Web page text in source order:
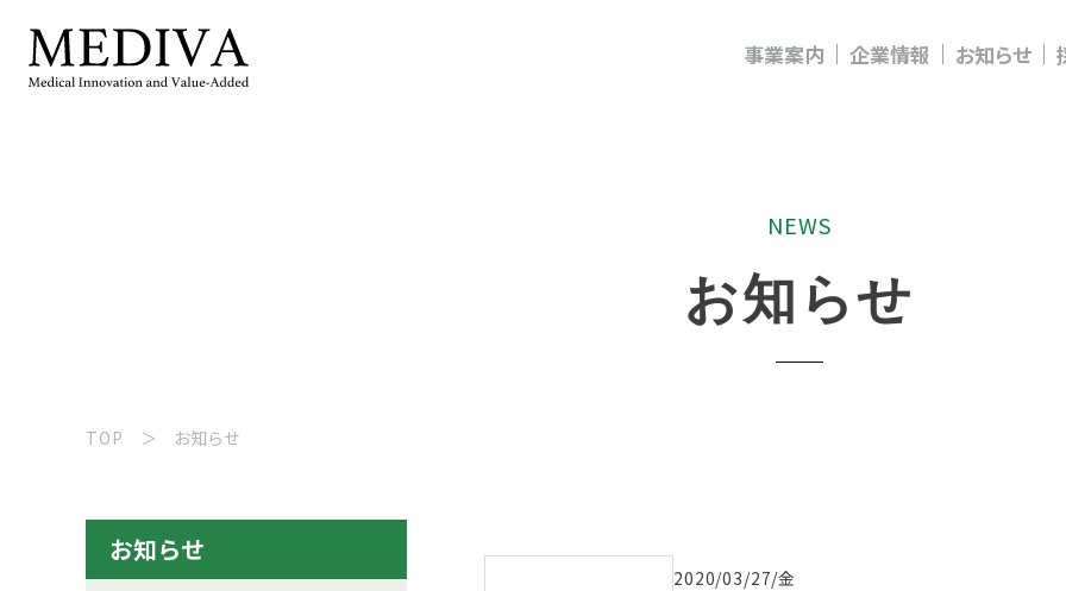
事業案内 企業情報 お知らせ
NEWS
お知 らせ
TOP お知らせ
お知らせ
2020/03/27/金